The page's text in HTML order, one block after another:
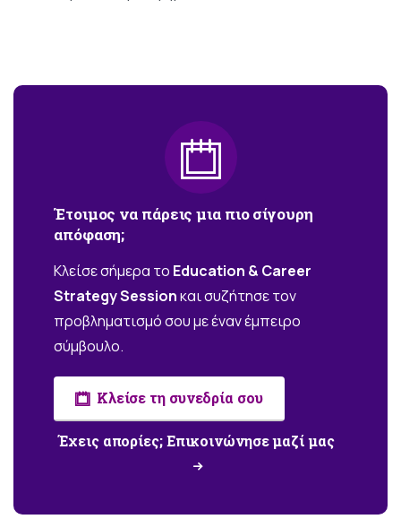
Έτοιμος να πάρεις μια πιοσίγουρη
απόφαση;
Κλείσε σήμερα το Education & Career
Strategy Sessionκαι συζήτησε τον
προβληματισμό σου με έναν έμπειρο
σύμβουλο.
Κλείσε τη συνεδρία σου
Έχεις απορίες; Επικοινώνησε μαζί μας